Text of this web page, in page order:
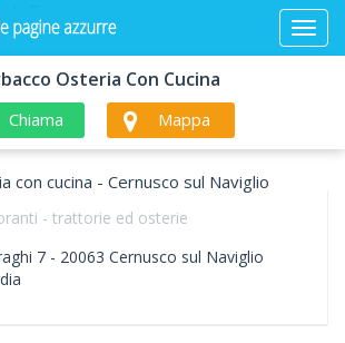
Osteria Con Cucina
Chiama Mappa
con cucina - Cernusco sul Naviglio
- trattorie ed osterie
7 - 20063 Cernusco sul Naviglio